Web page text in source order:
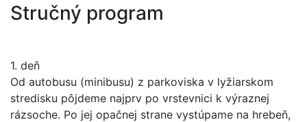
Stručný program
1. deň
Od autobusu (minibusu) z parkoviska v lyžiarskom
stredisku pôjdeme najprv po vrstevnici k výraznej
rázsoche. Po jej opačnej strane vystúpame na hrebeň,